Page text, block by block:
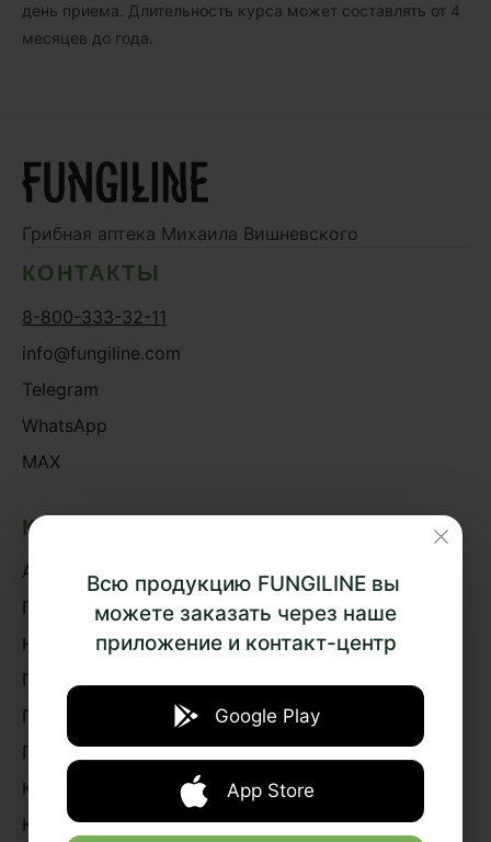
Всю продукцию FUNGILINE вы
можете заказать через наше
приложение и контакт-центр
Google Play
App Store
день приема. Длительность курса может составлять от 4
месяцев до года.
Грибная аптека Михаила Вишневского
КОНТАКТЫ
8-800-333-32-11
info@fungiline.com
Telegram
WhatsApp
MAX
КАТАЛОГ
Акции
Грибная аптека
Наборы
Грибная косметика
Грибное питание
Подарки и сувениры
Книги
Курсы